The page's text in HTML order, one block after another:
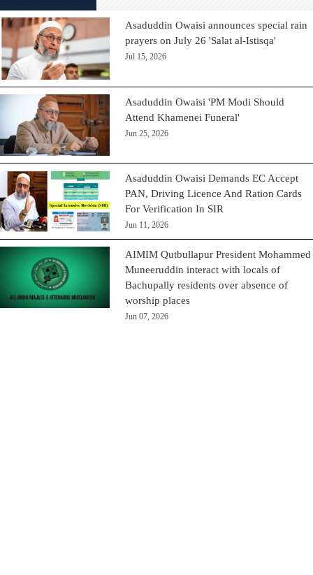
Asaduddin Owaisi announces special rain
prayers on July 26 'Salat al-Istisqa'
Jul 15, 2026
Asaduddin Owaisi 'PM Modi Should
Attend Khamenei Funeral'
Jun 25, 2026
Asaduddin Owaisi Demands EC Accept
PAN, Driving Licence And Ration Cards
For Verification In SIR
Jun 11, 2026
AIMIM Qutbullapur President Mohammed
Muneeruddin interact with locals of
Bachupally residents over absence of
worship places
Jun 07, 2026